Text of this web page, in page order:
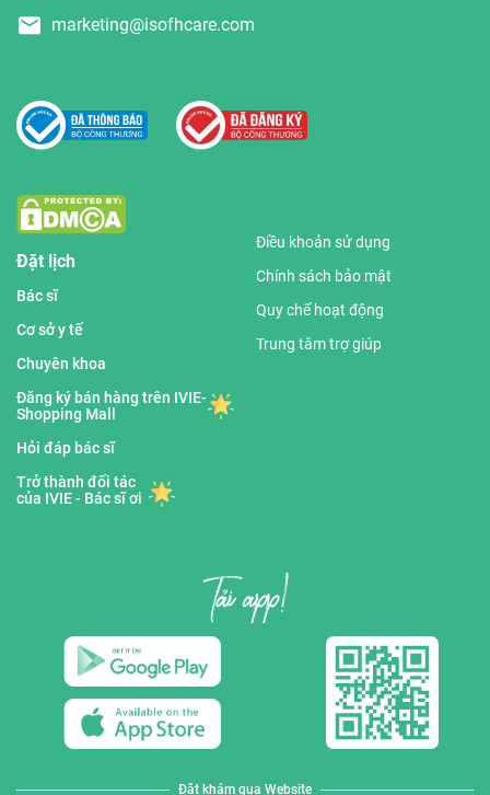
marketing@isofhcare.com
Đặt lịch
Bác sĩ
Cơ sở y tế
Chuyên khoa
Đăng ký bán hàng trên IVIE-
Shopping Mall
Hỏi đáp bác sĩ
Trở thành đối tác
của IVIE - Bác sĩ ơi
Điều khoản sử dụng
Chính sách bảo mật
Quy chế hoạt động
Trung tâm trợ giúp
Đặt khám qua Website